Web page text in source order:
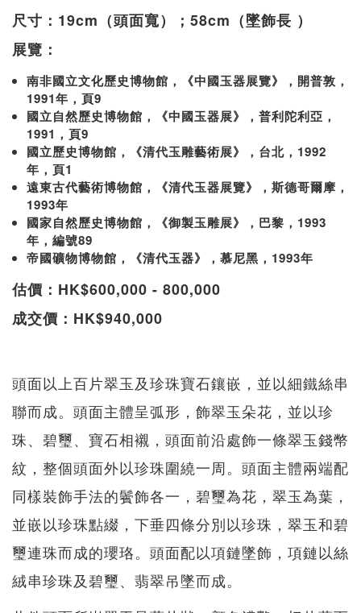
尺寸：19cm（頭面寬）；58cm（墜飾長 ）
展覽：
南非國立文化歷史博物館，《中國玉器展覽》，開普敦，
1991年，頁9
國立自然歷史博物館，《中國玉器展》，普利陀利亞，
1991，頁9
國立歷史博物館，《清代玉雕藝術展》，台北，1992
年，頁1
遠東古代藝術博物館，《清代玉器展覽》，斯德哥爾摩，
1993年
國家自然歷史博物館，《御製玉雕展》，巴黎，1993
年，編號89
帝國礦物博物館，《清代玉器》，慕尼黑，1993年
估價：HK$600,000 - 800,000
成交價：HK$940,000
頭面以上百片翠玉及珍珠寶石鑲嵌，並以細鐵絲串
聯而成。頭面主體呈弧形，飾翠玉朵花，並以珍
珠、碧璽、寶石相襯，頭面前沿處飾一條翠玉錢幣
紋，整個頭面外以珍珠圍繞一周。頭面主體兩端配
同樣裝飾手法的鬢飾各一，碧璽為花，翠玉為葉，
並嵌以珍珠點綴，下垂四條分別以珍珠，翠玉和碧
璽連珠而成的瓔珞。頭面配以項鏈墜飾，項鏈以絲
絨串珍珠及碧璽、翡翠吊墜而成。